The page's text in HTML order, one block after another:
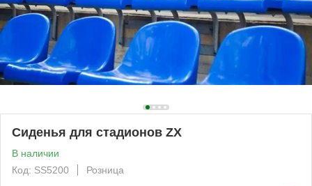
Сиденья для стадионов ZX
В наличии
Код: SS5200
Розница